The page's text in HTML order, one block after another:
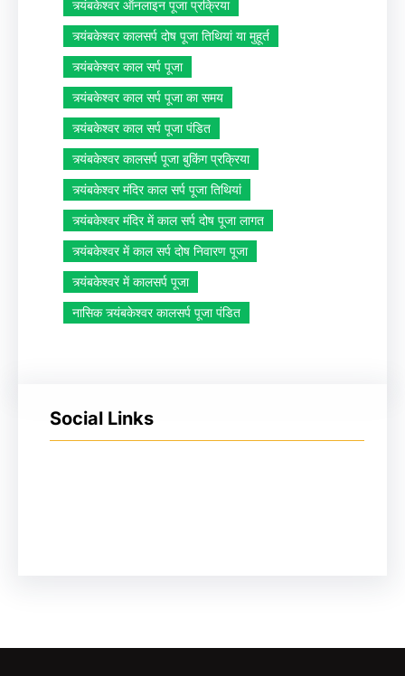
त्र्यंबकेश्वर ऑनलाइन पूजा प्रक्रिया
त्र्यंबकेश्वर कालसर्प दोष पूजा तिथियां या मुहूर्त
त्र्यंबकेश्वर काल सर्प पूजा
त्र्यंबकेश्वर काल सर्प पूजा का समय
त्र्यंबकेश्वर काल सर्प पूजा पंडित
त्र्यंबकेश्वर कालसर्प पूजा बुकिंग प्रक्रिया
त्र्यंबकेश्वर मंदिर काल सर्प पूजा तिथियां
त्र्यंबकेश्वर मंदिर में काल सर्प दोष पूजा लागत
त्र्यंबकेश्वर में काल सर्प दोष निवारण पूजा
त्र्यंबकेश्वर में कालसर्प पूजा
नासिक त्र्यंबकेश्वर कालसर्प पूजा पंडित
Social Links